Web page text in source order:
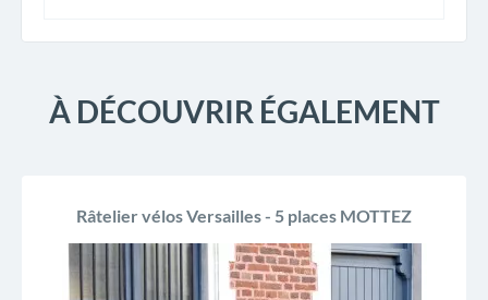
À DÉCOUVRIR ÉGALEMENT
Râtelier vélos Versailles - 5 places MOTTEZ